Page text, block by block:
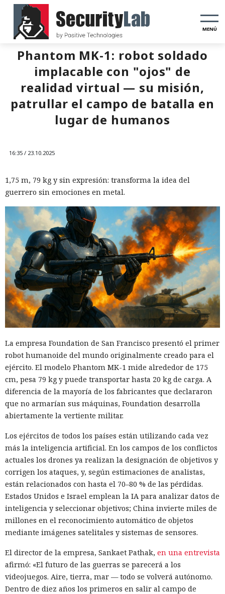
MENÚ
Phantom MK-1: robot soldado
implacable con "ojos" de
realidad virtual — su misión,
patrullar el campo de batalla en
lugar de humanos
16:35 / 23.10.2025
1,75 m, 79 kg y sin expresión: transforma la idea del
guerrero sin emociones en metal.
La empresa Foundation de San Francisco presentó el primer
robot humanoide del mundo originalmente creado para el
ejército. El modelo Phantom MK-1 mide alrededor de 175
cm, pesa 79 kg y puede transportar hasta 20 kg de carga. A
diferencia de la mayoría de los fabricantes que declararon
que no armarían sus máquinas, Foundation desarrolla
abiertamente la vertiente militar.
Los ejércitos de todos los países están utilizando cada vez
más la inteligencia artificial. En los campos de los conflictos
actuales los drones ya realizan la designación de objetivos y
corrigen los ataques, y, según estimaciones de analistas,
están relacionados con hasta el 70–80 % de las pérdidas.
Estados Unidos e Israel emplean la IA para analizar datos de
inteligencia y seleccionar objetivos; China invierte miles de
millones en el reconocimiento automático de objetos
mediante imágenes satelitales y sistemas de sensores.
El director de la empresa, Sankaet Pathak, en una entrevista
afirmó: «El futuro de las guerras se parecerá a los
videojuegos. Aire, tierra, mar — todo se volverá autónomo.
Dentro de diez años los primeros en salir al campo de